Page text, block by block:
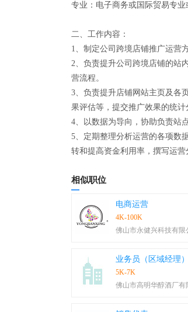
专业：电子商务或国际贸易专业
二、工作内容：
1、制定公司跨境店铺推广运营
2、负责提升公司跨境店铺的站
营流程。
3、负责提升店铺网站主页及各
果评估等，提交推广效果的统计
4、以数据为导向，协助负责站
5、定期整理分析运营的各项数
转和提高资金利用率，撰写运营
相似职位
电商运营
4K-100K
佛山市永健兴科技有限
业务员（区域经理）
5K-7K
佛山市高明华醇酒厂有